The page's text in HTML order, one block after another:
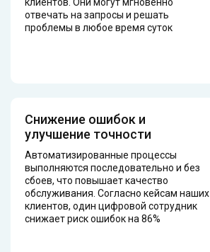
клиентов. Они могут мгновенно
отвечать на запросы и решать
проблемы в любое время суток
Снижение ошибок и
улучшение точности
Автоматизированные процессы
выполняются последовательно и без
сбоев, что повышает качество
обслуживания. Согласно кейсам наших
клиентов, один цифровой сотрудник
снижает риск ошибок на 86%